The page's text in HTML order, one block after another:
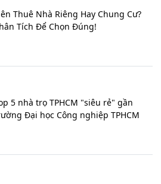
Thuê Nhà Riêng Hay Chung Cư?
Tích Để Chọn Đúng!
5 nhà trọ TPHCM "siêu rẻ" gần
Đại học Công nghiệp TPHCM